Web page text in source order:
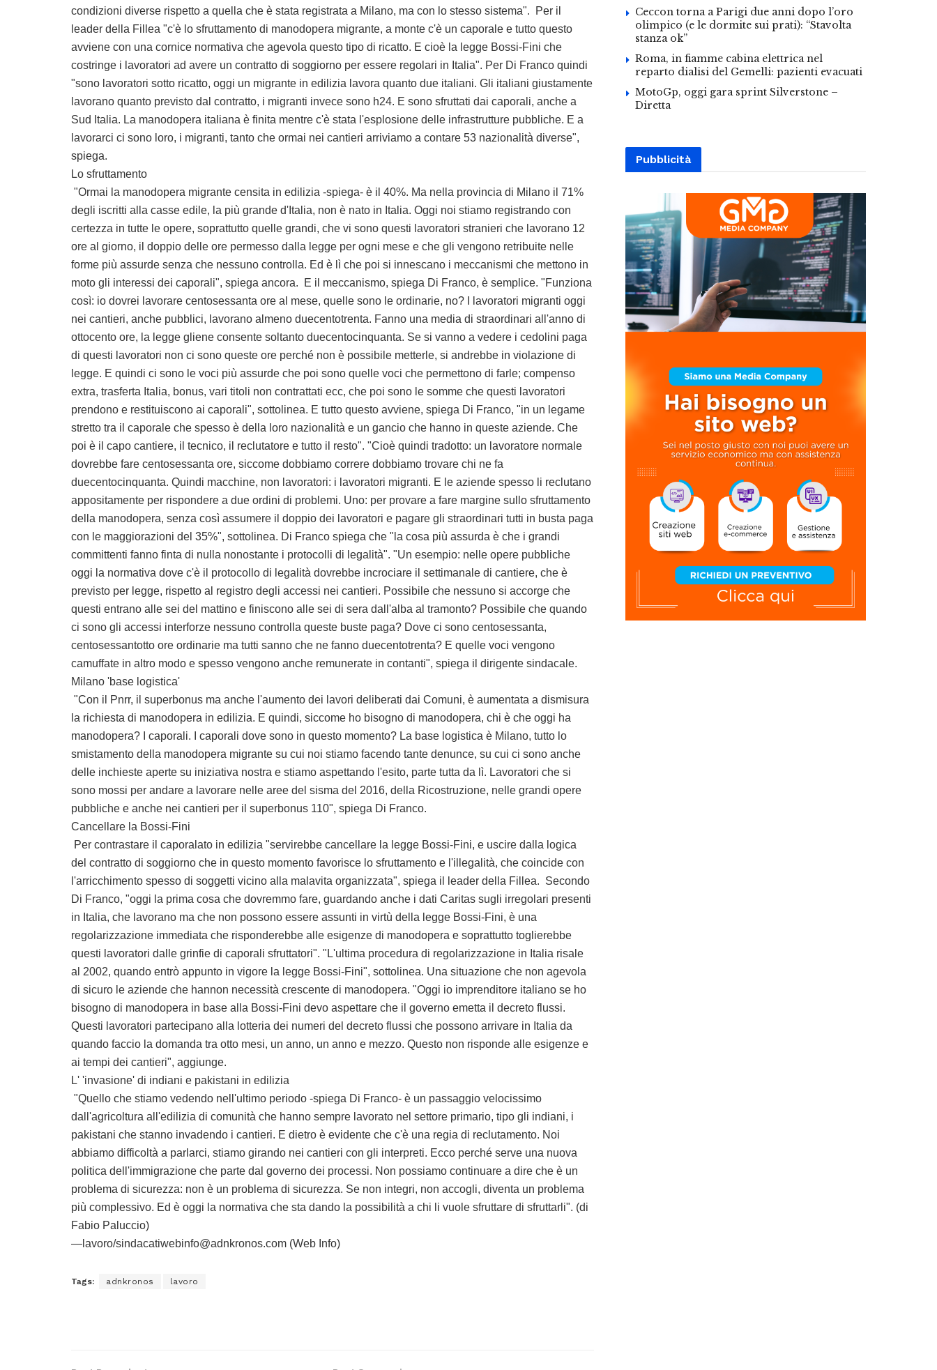
condizioni diverse rispetto a quella che è stata registrata a Milano, ma con lo stesso sistema". Per il
leader della Fillea "c'è lo sfruttamento di manodopera migrante, a monte c'è un caporale e tutto questo
avviene con una cornice normativa che agevola questo tipo di ricatto. E cioè la legge Bossi-Fini che
costringe i lavoratori ad avere un contratto di soggiorno per essere regolari in Italia". Per Di Franco quindi
"sono lavoratori sotto ricatto, oggi un migrante in edilizia lavora quanto due italiani. Gli italiani giustamente
lavorano quanto previsto dal contratto, i migranti invece sono h24. E sono sfruttati dai caporali, anche a
Sud Italia. La manodopera italiana è finita mentre c'è stata l'esplosione delle infrastrutture pubbliche. E a
lavorarci ci sono loro, i migranti, tanto che ormai nei cantieri arriviamo a contare 53 nazionalità diverse",
spiega.
Lo sfruttamento
"Ormai la manodopera migrante censita in edilizia -spiega- è il 40%. Ma nella provincia di Milano il 71%
degli iscritti alla casse edile, la più grande d'Italia, non è nato in Italia. Oggi noi stiamo registrando con
certezza in tutte le opere, soprattutto quelle grandi, che vi sono questi lavoratori stranieri che lavorano 12
ore al giorno, il doppio delle ore permesso dalla legge per ogni mese e che gli vengono retribuite nelle
forme più assurde senza che nessuno controlla. Ed è lì che poi si innescano i meccanismi che mettono in
moto gli interessi dei caporali", spiega ancora. E il meccanismo, spiega Di Franco, è semplice. "Funziona
così: io dovrei lavorare centosessanta ore al mese, quelle sono le ordinarie, no? I lavoratori migranti oggi
nei cantieri, anche pubblici, lavorano almeno duecentotrenta. Fanno una media di straordinari all'anno di
ottocento ore, la legge gliene consente soltanto duecentocinquanta. Se si vanno a vedere i cedolini paga
di questi lavoratori non ci sono queste ore perché non è possibile metterle, si andrebbe in violazione di
legge. E quindi ci sono le voci più assurde che poi sono quelle voci che permettono di farle; compenso
extra, trasferta Italia, bonus, vari titoli non contrattati ecc, che poi sono le somme che questi lavoratori
prendono e restituiscono ai caporali", sottolinea. E tutto questo avviene, spiega Di Franco, "in un legame
stretto tra il caporale che spesso è della loro nazionalità e un gancio che hanno in queste aziende. Che
poi è il capo cantiere, il tecnico, il reclutatore e tutto il resto". "Cioè quindi tradotto: un lavoratore normale
dovrebbe fare centosessanta ore, siccome dobbiamo correre dobbiamo trovare chi ne fa
duecentocinquanta. Quindi macchine, non lavoratori: i lavoratori migranti. E le aziende spesso li reclutano
appositamente per rispondere a due ordini di problemi. Uno: per provare a fare margine sullo sfruttamento
della manodopera, senza così assumere il doppio dei lavoratori e pagare gli straordinari tutti in busta paga
con le maggiorazioni del 35%", sottolinea. Di Franco spiega che "la cosa più assurda è che i grandi
committenti fanno finta di nulla nonostante i protocolli di legalità". "Un esempio: nelle opere pubbliche
oggi la normativa dove c'è il protocollo di legalità dovrebbe incrociare il settimanale di cantiere, che è
previsto per legge, rispetto al registro degli accessi nei cantieri. Possibile che nessuno si accorge che
questi entrano alle sei del mattino e finiscono alle sei di sera dall'alba al tramonto? Possibile che quando
ci sono gli accessi interforze nessuno controlla queste buste paga? Dove ci sono centosessanta,
centosessantotto ore ordinarie ma tutti sanno che ne fanno duecentotrenta? E quelle voci vengono
camuffate in altro modo e spesso vengono anche remunerate in contanti", spiega il dirigente sindacale.
Milano 'base logistica'
"Con il Pnrr, il superbonus ma anche l'aumento dei lavori deliberati dai Comuni, è aumentata a dismisura
la richiesta di manodopera in edilizia. E quindi, siccome ho bisogno di manodopera, chi è che oggi ha
manodopera? I caporali. I caporali dove sono in questo momento? La base logistica è Milano, tutto lo
smistamento della manodopera migrante su cui noi stiamo facendo tante denunce, su cui ci sono anche
delle inchieste aperte su iniziativa nostra e stiamo aspettando l'esito, parte tutta da lì. Lavoratori che si
sono mossi per andare a lavorare nelle aree del sisma del 2016, della Ricostruzione, nelle grandi opere
pubbliche e anche nei cantieri per il superbonus 110", spiega Di Franco.
Cancellare la Bossi-Fini
Per contrastare il caporalato in edilizia "servirebbe cancellare la legge Bossi-Fini, e uscire dalla logica
del contratto di soggiorno che in questo momento favorisce lo sfruttamento e l'illegalità, che coincide con
l'arricchimento spesso di soggetti vicino alla malavita organizzata", spiega il leader della Fillea. Secondo
Di Franco, "oggi la prima cosa che dovremmo fare, guardando anche i dati Caritas sugli irregolari presenti
in Italia, che lavorano ma che non possono essere assunti in virtù della legge Bossi-Fini, è una
regolarizzazione immediata che risponderebbe alle esigenze di manodopera e soprattutto toglierebbe
questi lavoratori dalle grinfie di caporali sfruttatori". "L'ultima procedura di regolarizzazione in Italia risale
al 2002, quando entrò appunto in vigore la legge Bossi-Fini", sottolinea. Una situazione che non agevola
di sicuro le aziende che hannon necessità crescente di manodopera. "Oggi io imprenditore italiano se ho
bisogno di manodopera in base alla Bossi-Fini devo aspettare che il governo emetta il decreto flussi.
Questi lavoratori partecipano alla lotteria dei numeri del decreto flussi che possono arrivare in Italia da
quando faccio la domanda tra otto mesi, un anno, un anno e mezzo. Questo non risponde alle esigenze e
ai tempi dei cantieri", aggiunge.
L' 'invasione' di indiani e pakistani in edilizia
"Quello che stiamo vedendo nell'ultimo periodo -spiega Di Franco- è un passaggio velocissimo
dall'agricoltura all'edilizia di comunità che hanno sempre lavorato nel settore primario, tipo gli indiani, i
pakistani che stanno invadendo i cantieri. E dietro è evidente che c'è una regia di reclutamento. Noi
abbiamo difficoltà a parlarci, stiamo girando nei cantieri con gli interpreti. Ecco perché serve una nuova
politica dell'immigrazione che parte dal governo dei processi. Non possiamo continuare a dire che è un
problema di sicurezza: non è un problema di sicurezza. Se non integri, non accogli, diventa un problema
più complessivo. Ed è oggi la normativa che sta dando la possibilità a chi li vuole sfruttare di sfruttarli". (di
Fabio Paluccio)
—lavoro/sindacatiwebinfo@adnkronos.com (Web Info)
Tags: adnkronos lavoro
Ceccon torna a Parigi due anni dopo l’oro
olimpico (e le dormite sui prati): “Stavolta
stanza ok”
Roma, in fiamme cabina elettrica nel
reparto dialisi del Gemelli: pazienti evacuati
MotoGp, oggi gara sprint Silverstone –
Diretta
Pubblicità